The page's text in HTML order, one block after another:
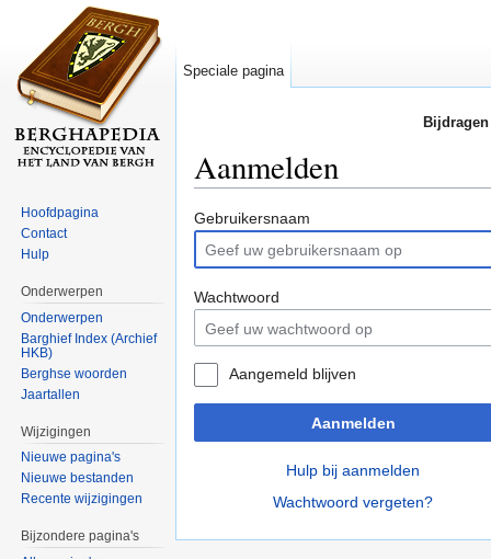
Aanmelden
Gebruikersnaam
Wachtwoord
Aangemeld blijven
Aanmelden
Hulp bij aanmelden
Wachtwoord vergeten?
Speciale pagina
Hoofdpagina
Contact
Hulp
Onderwerpen
Onderwerpen
Barghief Index (Archief
HKB)
Berghse woorden
Jaartallen
Wijzigingen
Nieuwe pagina's
Nieuwe bestanden
Recente wijzigingen
Bijzondere pagina's